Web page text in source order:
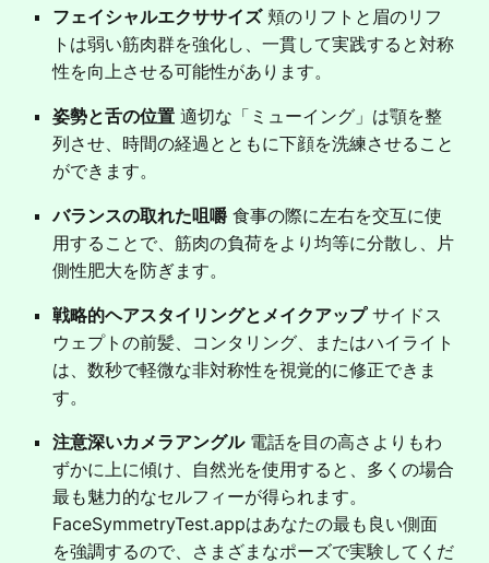
フェイシャルエクササイズ頬のリフトと眉のリフ
トは弱い筋肉群を強化し、一貫して実践すると対称
性を向上させる可能性があります。
姿勢と舌の位置 適切な「ミューイング」は顎を整
列させ、時間の経過とともに下顔を洗練させること
ができます。
バランスの取れた咀嚼 食事の際に左右を交互に使
用することで、筋肉の負荷をより均等に分散し、片
側性肥大を防ぎます。
戦略的ヘアスタイリングとメイクアップサイドス
ウェプトの前髪、コンタリング、またはハイライト
は、数秒で軽微な非対称性を視覚的に修正できま
す。
注意深いカメラアングル電話を目の高さよりもわ
ずかに上に傾け、自然光を使用すると、多くの場合
最も魅力的なセルフィーが得られます。
FaceSymmetryTest.appはあなたの最も良い側面
を強調するので、さまざまなポーズで実験してくだ